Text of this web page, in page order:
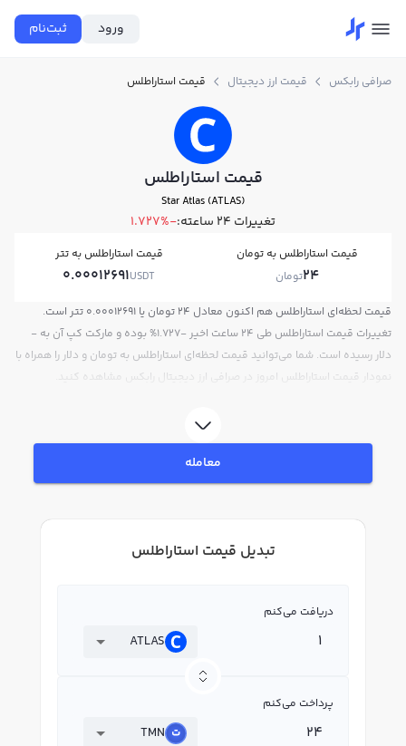
ورود ثبت‌نام
صرافی رابکس قیمت ارز دیجیتال قیمت استاراطلس
قیمت استاراطلس
Star Atlas (ATLAS)
تغییرات ۲۴ ساعته: -1.727%
قیمت استاراطلس به تومان
24تومان
قیمت استاراطلس به تتر
0.00012691USDT
قیمت لحظه‌ای استاراطلس هم اکنون معادل 24 تومان یا 0.00012691 تتر است.
تغییرات قیمت استاراطلس طی 24 ساعت اخیر -1.727% بوده و مارکت کپ آن به -
دلار رسیده است. شما می‌توانید قیمت لحظه‌ای استاراطلس به تومان و دلار را همراه با
نمودار قیمت استاراطلس امروز در صرافی ارز دیجیتال رابکس مشاهده کنید.
معامله
تبدیل قیمت استاراطلس
دریافت می‌کنم
ATLAS
پرداخت می‌کنم
TMN